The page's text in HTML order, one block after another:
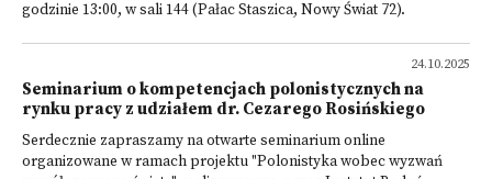
godzinie 13:00, w sali 144 (Pałac Staszica, Nowy Świat 72).
24.10.2025
Seminarium o kompetencjach polonistycznych na
rynku pracy z udziałem dr. Cezarego Rosińskiego
Serdecznie zapraszamy na otwarte seminarium online
organizowane w ramach projektu "Polonistyka wobec wyzwań